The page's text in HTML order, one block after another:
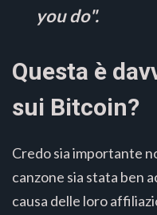
you do".
Questa è
sui Bitcoin?
Credo sia importante
canzone sia stata ben
causa delle loro